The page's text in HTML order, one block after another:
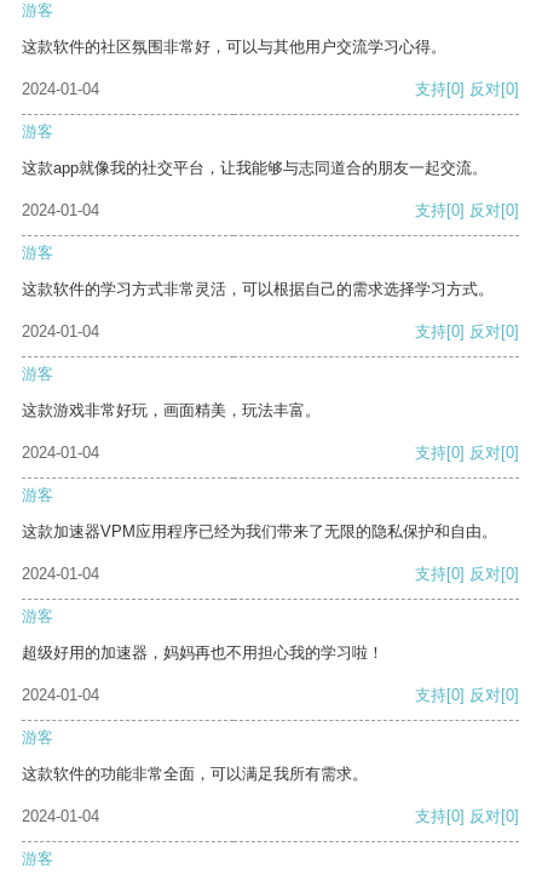
游客
这款软件的社区氛围非常好，可以与其他用户交流学习心得。
2024-01-04 支持[0] 反对[0]
游客
这款app就像我的社交平台，让我能够与志同道合的朋友一起交流。
2024-01-04 支持[0] 反对[0]
游客
这款软件的学习方式非常灵活，可以根据自己的需求选择学习方式。
2024-01-04 支持[0] 反对[0]
游客
这款游戏非常好玩，画面精美，玩法丰富。
2024-01-04 支持[0] 反对[0]
游客
这款加速器VPM应用程序已经为我们带来了无限的隐私保护和自由。
2024-01-04 支持[0] 反对[0]
游客
超级好用的加速器，妈妈再也不用担心我的学习啦！
2024-01-04 支持[0] 反对[0]
游客
这款软件的功能非常全面，可以满足我所有需求。
2024-01-04 支持[0] 反对[0]
游客